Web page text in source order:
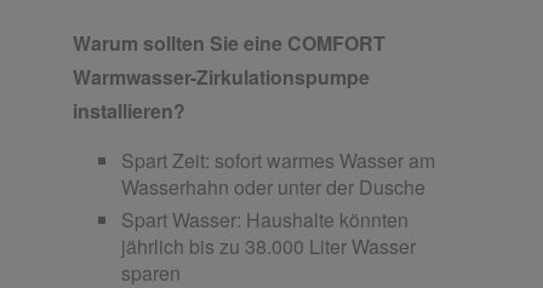
Warum sollten Sie eine COMFORT
Warmwasser-Zirkulationspumpe
installieren?
Spart Zeit: sofort warmes Wasser am
Wasserhahn oder unter der Dusche
Spart Wasser: Haushalte könnten
jährlich bis zu 38.000 Liter Wasser
sparen